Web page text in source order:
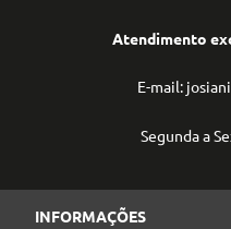
Atendimento
E-mail:
Segunda a
INFORMAÇÕES